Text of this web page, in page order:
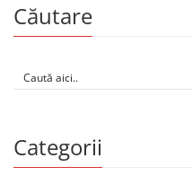
Căutare
Categorii